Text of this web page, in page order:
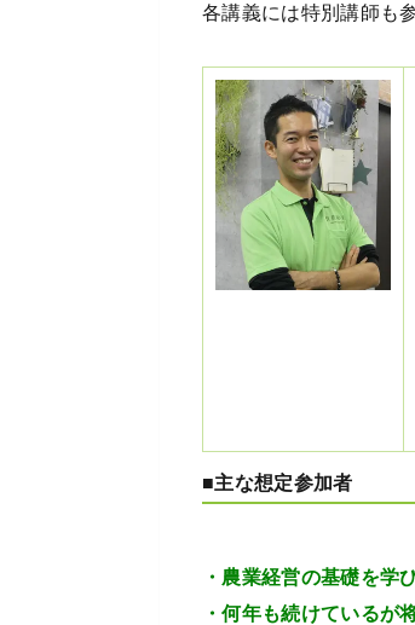
各講義には特別講師も
■主な想定参加者
・農業経営の基礎を学
・何年も続けているが